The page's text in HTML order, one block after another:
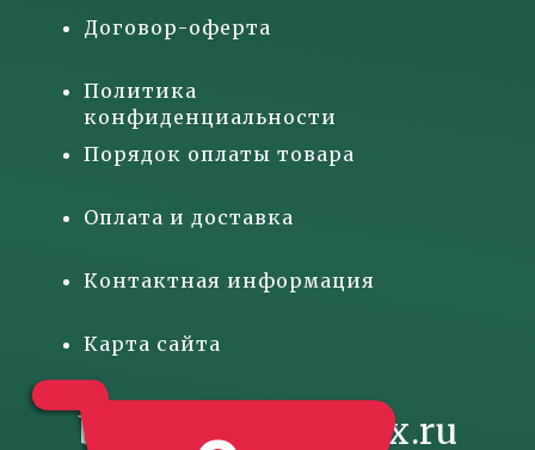
Договор-оферта
Политика
конфиденциальности
Порядок оплаты товара
Оплата и доставка
Контактная информация
Карта сайта
basketgift@inbox.ru